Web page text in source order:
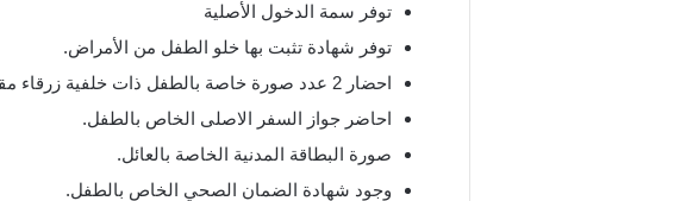
توفر سمة الدخول الأصلية
توفر شهادة تثبت بها خلو الطفل من الأمراض.
احضار 2 عدد صورة خاصة بالطفل ذات خلفية زرقاء مقاس 4*6.
احاضر جواز السفر الاصلى الخاص بالطفل.
صورة البطاقة المدنية الخاصة بالعائل.
وجود شهادة الضمان الصحي الخاص بالطفل.